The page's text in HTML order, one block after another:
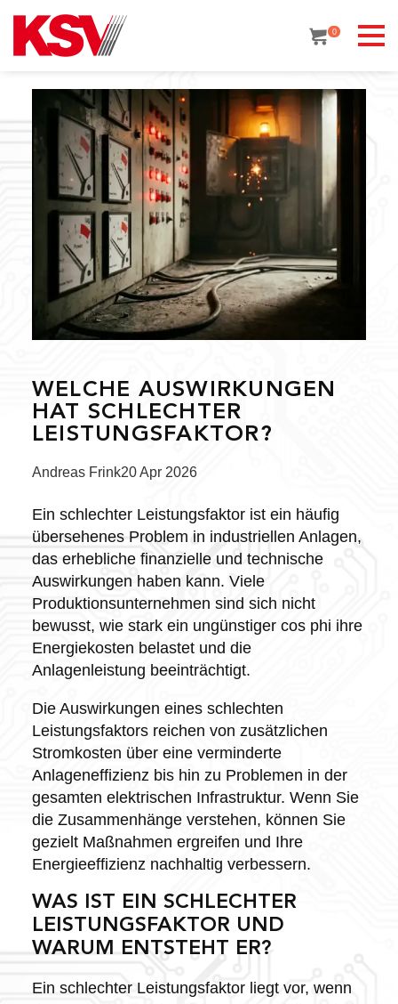
content
0
WELCHE AUSWIRKUNGEN
HAT SCHLECHTER
LEISTUNGSFAKTOR?
Posted
Andreas Frink20 Apr 2026
Ein schlechter Leistungsfaktor ist ein häufig
übersehenes Problem in industriellen Anlagen,
das erhebliche finanzielle und technische
Auswirkungen haben kann. Viele
Produktionsunternehmen sind sich nicht
bewusst, wie stark ein ungünstiger cos phi ihre
Energiekosten belastet und die
Anlagenleistung beeinträchtigt.
Die Auswirkungen eines schlechten
Leistungsfaktors reichen von zusätzlichen
Stromkosten über eine verminderte
Anlageneffizienz bis hin zu Problemen in der
gesamten elektrischen Infrastruktur. Wenn Sie
die Zusammenhänge verstehen, können Sie
gezielt Maßnahmen ergreifen und Ihre
Energieeffizienz nachhaltig verbessern.
WAS IST EIN SCHLECHTER
LEISTUNGSFAKTOR UND
WARUM ENTSTEHT ER?
Ein schlechter Leistungsfaktor liegt vor, wenn